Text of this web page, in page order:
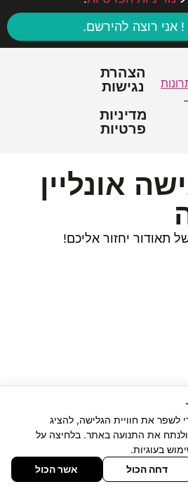
! אני רוצה להירשם.
הצהרת
נגישות
מדיניות
פרטיות
אונליין
תאודור יחזור אליכם!
לשפר את חוויית הגלישה, להציג
את התנועה באתר. בלחיצה על
בעוגיות.
דחה הכול אשר הכול